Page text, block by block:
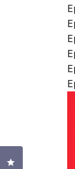
Klicken Sie,